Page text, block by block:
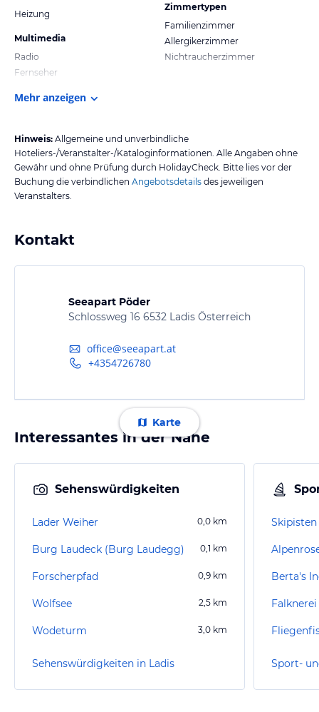
Heizung
Multimedia
Radio
Fernseher
Zimmertypen
Familienzimmer
Allergikerzimmer
Nichtraucherzimmer
Mehr anzeigen
Hinweis: Allgemeine und unverbindliche
Hoteliers-/Veranstalter-/Kataloginformationen. Alle Angaben ohne
Gewähr und ohne Prüfung durch HolidayCheck. Bitte lies vor der
Buchung die verbindlichen Angebotsdetails des jeweiligen
Veranstalters.
Kontakt
Seeapart Pöder
Schlossweg 16 6532 Ladis Österreich
office@seeapart.at
+4354726780
Karte
Interessantes in der Nähe
Sehenswürdigkeiten
Lader Weiher 0,0 km
Burg Laudeck (Burg Laudegg) 0,1 km
Forscherpfad 0,9 km
Wolfsee 2,5 km
Wodeturm 3,0 km
Sehenswürdigkeiten in Ladis
Skipisten
Berta's
Sport-